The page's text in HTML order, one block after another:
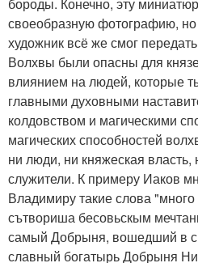
бороды. Конечно, эту
своеобразную фотографию, но
художник всё же смог
Волхвы были опасны для
влиянием на людей, которые
главными духовными
колдовством и магическими
магических способностей
ни люди, ни княжеская
служители. К примеру Иаков
Владимиру такие слова
сътвориша бесовьскым
самый Добрыня, вошедший в
славный богатырь Добрыня